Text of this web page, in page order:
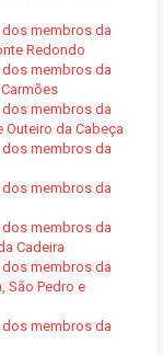
dos membros da
Redondo
dos membros da
dos membros da
Outeiro da Cabeça
dos membros da
dos membros da
dos membros da
Cadeira
dos membros da
São Pedro e
dos membros da